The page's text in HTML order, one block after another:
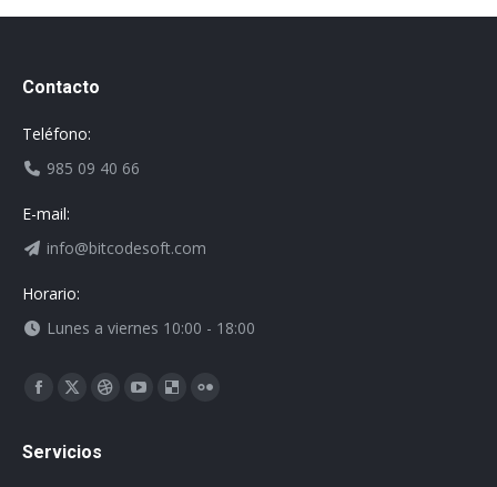
Contacto
Teléfono:
985 09 40 66
E-mail:
info@bitcodesoft.com
Horario:
Lunes a viernes 10:00 - 18:00
Encuéntranos en:
Facebook
opens
X
opens
DribbbleYouTubeDelicious
Servicios